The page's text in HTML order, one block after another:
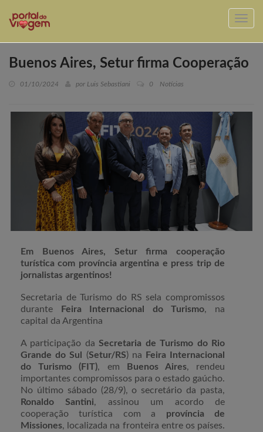
Buenos Aires, Setur firma Cooperação
01/10/2024 por Luis Sebastiani 0 Notícias
Em Buenos Aires, Setur firma cooperação
turística com província argentina e press trip de
jornalistas argentinos!
Secretaria de Turismo do RS sela compromissos
durante
Feira Internacional do Turismo, na
capital da Argentina
A participação daSecretaria de Turismo do Rio
Grande do Sul
(Setur/RS) na
Feira Internacional
do Turismo (FIT), em Buenos Aires, rendeu
importantes compromissos para o estado gaúcho.
No último sábado (28/9), o secretário da pasta,
Ronaldo Santini, assinou um acordo de
cooperação turística com a província de
Missiones, localizada na fronteira entre os países.